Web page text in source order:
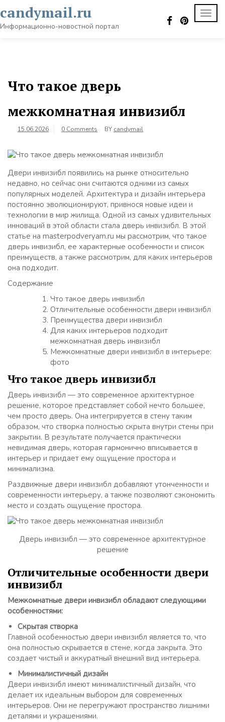
to
content
candymail.ru
Информационно-новостной портал
Что такое дверь
межкомнатная инвизибл
15.06.2026 0 Comments BY candymail
Двери инвизибл появились на рынке относительно
недавно, но сейчас они считаются одними из самых
популярных моделей. Архитектура и дизайн интерьера
постоянно эволюционируют, привнося новые идеи и
технологии в мир жилища. Одной из самых удивительных
инноваций в этой области стала дверь инвизибл. В этой
статье на masterpodveryam.ru мы рассмотрим, что такое
дверь инвизибл, ее характерные особенности и список
преимуществ, а также рассмотрим, для каких интерьеров
она подходит.
Содержание
Что такое дверь инвизибл
Отличительные особенности двери инвизибл
Преимущества двери инвизибл
Для каких интерьеров подходит
межкомнатная дверь инвизибл
Межкомнатные двери инвизибл в интерьере:
фото
Что такое дверь инвизибл
Дверь инвизибл — это современное архитектурное
решение, которое представляет собой нечто большее,
чем просто дверь. Она интегрируется в стену таким
образом, что створка полностью скрыта внутри стены при
закрытии. В результате получается практически
невидимая дверь, которая гармонично вписывается в
интерьер и придает ему ощущение простора и
минимализма.
Раздвижные двери инвизибл добавляют утонченности и
современности интерьеру, а также позволяют сэкономить
место и создать ощущение простора.
Дверь инвизибл — это современное архитектурное
решение
Отличительные особенности двери
инвизибл
Межкомнатные двери инвизибл обладают следующими
особенностями:
Скрытая створка
Главной особенностью двери инвизибл является то, что
она полностью скрывается в стене, когда закрыта. Это
создает чистый и аккуратный внешний вид интерьера.
Минималистичный дизайн
Двери инвизибл имеют минималистичный дизайн, что
делает их идеальным выбором для современных
интерьеров. Они не перегружают пространство лишними
деталями и украшениями.